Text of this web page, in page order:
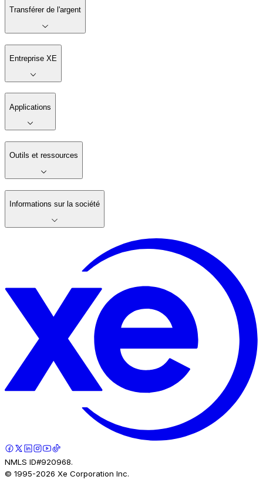
Transférer de l'argent
Entreprise XE
Applications
Outils et ressources
Informations sur la société
NMLS ID#920968.
© 1995-2026 Xe Corporation Inc.